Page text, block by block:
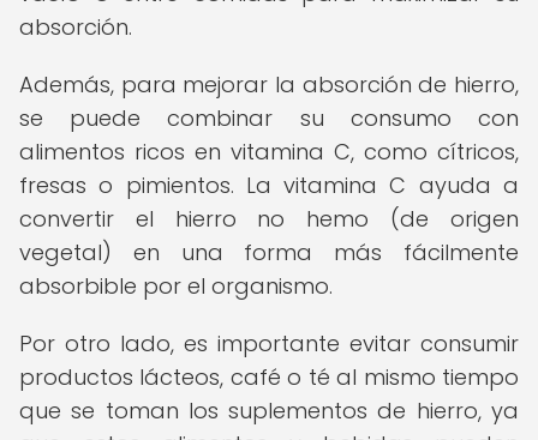
absorción.
Además, para mejorar la absorción de hierro,
se puede combinar su consumo con
alimentos ricos en vitamina C, como cítricos,
fresas o pimientos. La vitamina C ayuda a
convertir el hierro no hemo (de origen
vegetal) en una forma más fácilmente
absorbible por el organismo.
Por otro lado, es importante evitar consumir
productos lácteos, café o té al mismo tiempo
que se toman los suplementos de hierro, ya